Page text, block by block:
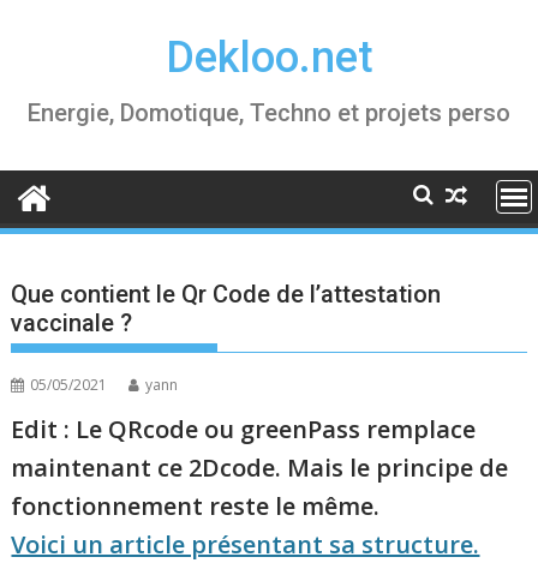
Dekloo.net
Energie, Domotique, Techno et projets perso
Que contient le Qr Code de l’attestation
vaccinale ?
05/05/2021 yann
Edit : Le QRcode ou greenPass remplace
maintenant ce 2Dcode. Mais le principe de
fonctionnement reste le même.
Voici un article présentant sa structure.